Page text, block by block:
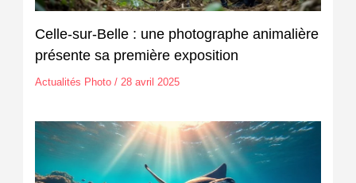
Celle-sur-Belle : une photographe animalière
présente sa première exposition
Actualités Photo/ 28 avril 2025